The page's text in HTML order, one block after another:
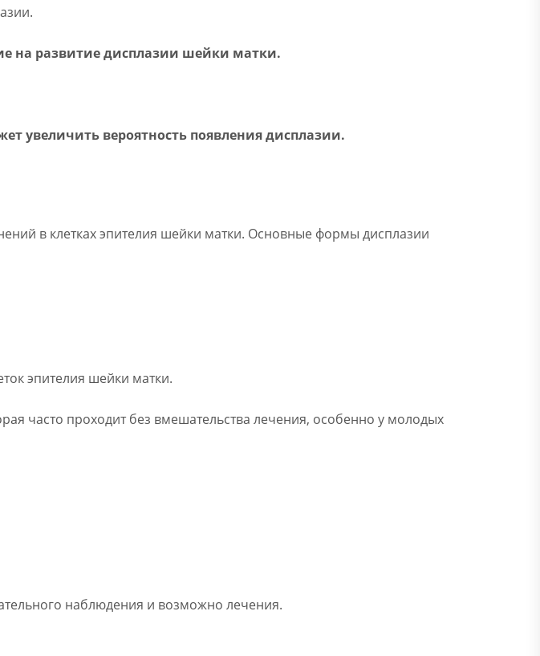
на развитие дисплазии шейки матки.
увеличить вероятность появления дисплазии.
в клетках эпителия шейки матки. Основные формы дисплазии
эпителия шейки матки.
часто проходит без вмешательства лечения, особенно у молодых
наблюдения и возможно лечения.